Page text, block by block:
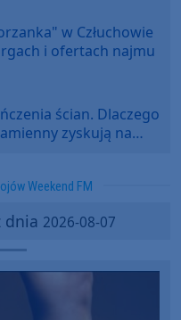
w Człuchowie
i ofertach najmu
ścian. Dlaczego
zyskują na
Weekend FM
2026-08-07